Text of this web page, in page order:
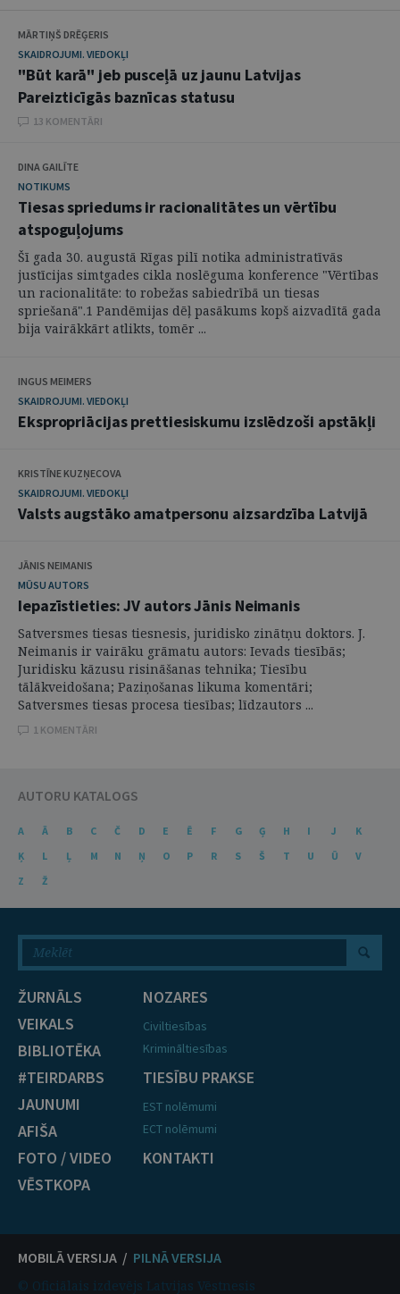
MĀRTIŅŠ DRĒĢERIS
SKAIDROJUMI. VIEDOKĻI
"Būt karā" jeb pusceļā uz jaunu Latvijas
Pareizticīgās baznīcas statusu
13 KOMENTĀRI
DINA GAILĪTE
NOTIKUMS
Tiesas spriedums ir racionalitātes un vērtību
atspoguļojums
Šī gada 30. augustā Rīgas pilī notika administratīvās
justīcijas simtgades cikla noslēguma konference "Vērtības
un racionalitāte: to robežas sabiedrībā un tiesas
spriešanā".1 Pandēmijas dēļ pasākums kopš aizvadītā gada
bija vairākkārt atlikts, tomēr ...
INGUS MEIMERS
SKAIDROJUMI. VIEDOKĻI
Ekspropriācijas prettiesiskumu izslēdzoši apstākļi
KRISTĪNE KUZŅECOVA
SKAIDROJUMI. VIEDOKĻI
Valsts augstāko amatpersonu aizsardzība Latvijā
JĀNIS NEIMANIS
MŪSU AUTORS
Iepazīstieties: JV autors Jānis Neimanis
Satversmes tiesas tiesnesis, juridisko zinātņu doktors. J.
Neimanis ir vairāku grāmatu autors: Ievads tiesībās;
Juridisku kāzusu risināšanas tehnika; Tiesību
tālākveidošana; Paziņošanas likuma komentāri;
Satversmes tiesas procesa tiesības; līdzautors ...
1 KOMENTĀRI
AUTORU KATALOGS
A Ā B C Č D E Ē F G Ģ H I J
K
Ķ
L Ļ M N Ņ O P R S Š T U Ū
V
Z
Ž
ŽURNĀLS
VEIKALS
BIBLIOTĒKA
#TEIRDARBS
JAUNUMI
AFIŠA
FOTO / VIDEO
VĒSTKOPA
NOZARES
Civiltiesības
Krimināltiesības
TIESĪBU PRAKSE
EST nolēmumi
ECT nolēmumi
KONTAKTI
MOBILĀ VERSIJA / PILNĀ VERSIJA
© Oficiālais izdevējs Latvijas Vēstnesis